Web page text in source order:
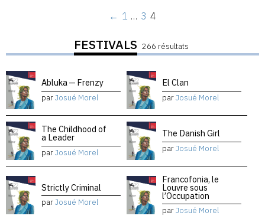
← 1 … 3 4
FESTIVALS 266 résultats
Abluka — Frenzy
parJosué Morel
El Clan
parJosué Morel
The Childhood of
a Leader
parJosué Morel
The Danish Girl
parJosué Morel
Strictly Criminal
parJosué Morel
Francofonia, le
Louvre sous
l’Occupation
parJosué Morel